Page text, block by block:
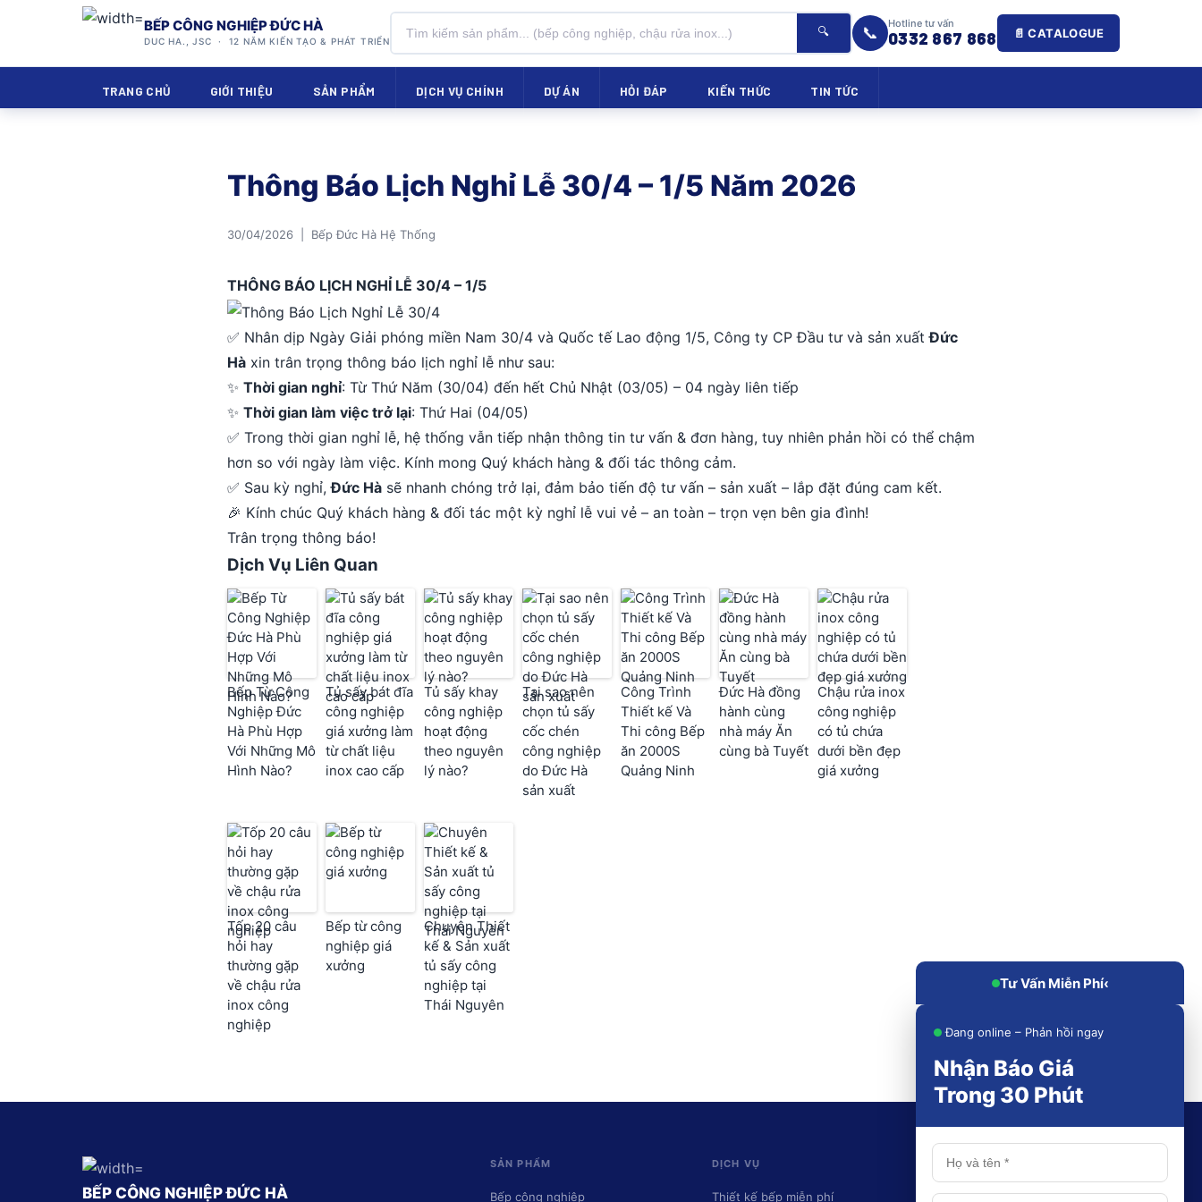
BẾP CÔNG NGHIỆP ĐỨC HÀ
DUC HA., JSC · 12 NĂM KIẾN TẠO & PHÁT TRIỂN
🔍 📞 Hotline tư vấn
0332 867 868 📄 CATALOGUE
TRANG CHỦ GIỚI THIỆU SẢN PHẨM DỊCH VỤ CHÍNH DỰ ÁN HỎI ĐÁP KIẾN THỨC TIN TỨC
Thông Báo Lịch Nghỉ Lễ 30/4 – 1/5 Năm 2026
30/04/2026 | Bếp Đức Hà Hệ Thống
THÔNG BÁO LỊCH NGHỈ LỄ 30/4 – 1/5
✅ Nhân dịp Ngày Giải phóng miền Nam 30/4 và Quốc tế Lao động 1/5, Công ty CP Đầu tư và sản xuấtĐức
Hà xin trân trọng thông báo lịch nghỉ lễ như sau:
✨ Thời gian nghỉ: Từ Thứ Năm (30/04) đến hết Chủ Nhật (03/05) – 04 ngày liên tiếp
✨ Thời gian làm việc trở lại: Thứ Hai (04/05)
✅ Trong thời gian nghỉ lễ, hệ thống vẫn tiếp nhận thông tin tư vấn & đơn hàng, tuy nhiên phản hồi có thể chậm
hơn so với ngày làm việc. Kính mong Quý khách hàng & đối tác thông cảm.
✅ Sau kỳ nghỉ,Đức Hà sẽ nhanh chóng trở lại, đảm bảo tiến độ tư vấn – sản xuất – lắp đặt đúng cam kết.
🎉 Kính chúc Quý khách hàng & đối tác một kỳ nghỉ lễ vui vẻ – an toàn – trọn vẹn bên gia đình!
Trân trọng thông báo!
Dịch Vụ Liên Quan
Bếp Từ Công
Nghiệp Đức
Hà Phù Hợp
Với Những Mô
Hình Nào?
Tủ sấy bát đĩa
công nghiệp
giá xưởng làm
từ chất liệu
inox cao cấp
Tủ sấy khay
công nghiệp
hoạt động
theo nguyên
lý nào?
Tại sao nên
chọn tủ sấy
cốc chén
công nghiệp
do Đức Hà
sản xuất
Công Trình
Thiết kế Và
Thi công Bếp
ăn 2000S
Quảng Ninh
Đức Hà đồng
hành cùng
nhà máy Ăn
cùng bà Tuyết
Chậu rửa inox
công nghiệp
có tủ chứa
dưới bền đẹp
giá xưởng
Tốp 20 câu
hỏi hay
thường gặp
về chậu rửa
inox công
nghiệp
Bếp từ công
nghiệp giá
xưởng
Chuyên Thiết
kế & Sản xuất
tủ sấy công
nghiệp tại
Thái Nguyên
BẾP CÔNG NGHIỆP ĐỨC HÀ
SẢN PHẨM
Bếp công nghiệp
DỊCH VỤ
Thiết kế bếp miễn phí
KHU VỰC PHỤC VỤ
Thái Nguyên
Tư Vấn Miễn Phí‹
Đang online – Phản hồi ngay
Nhận Báo Giá
Trong 30 Phút